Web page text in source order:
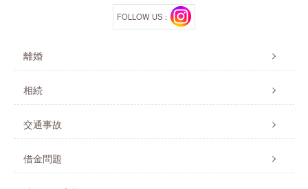
FOLLOW US：
離婚
相続
交通事故
借金問題